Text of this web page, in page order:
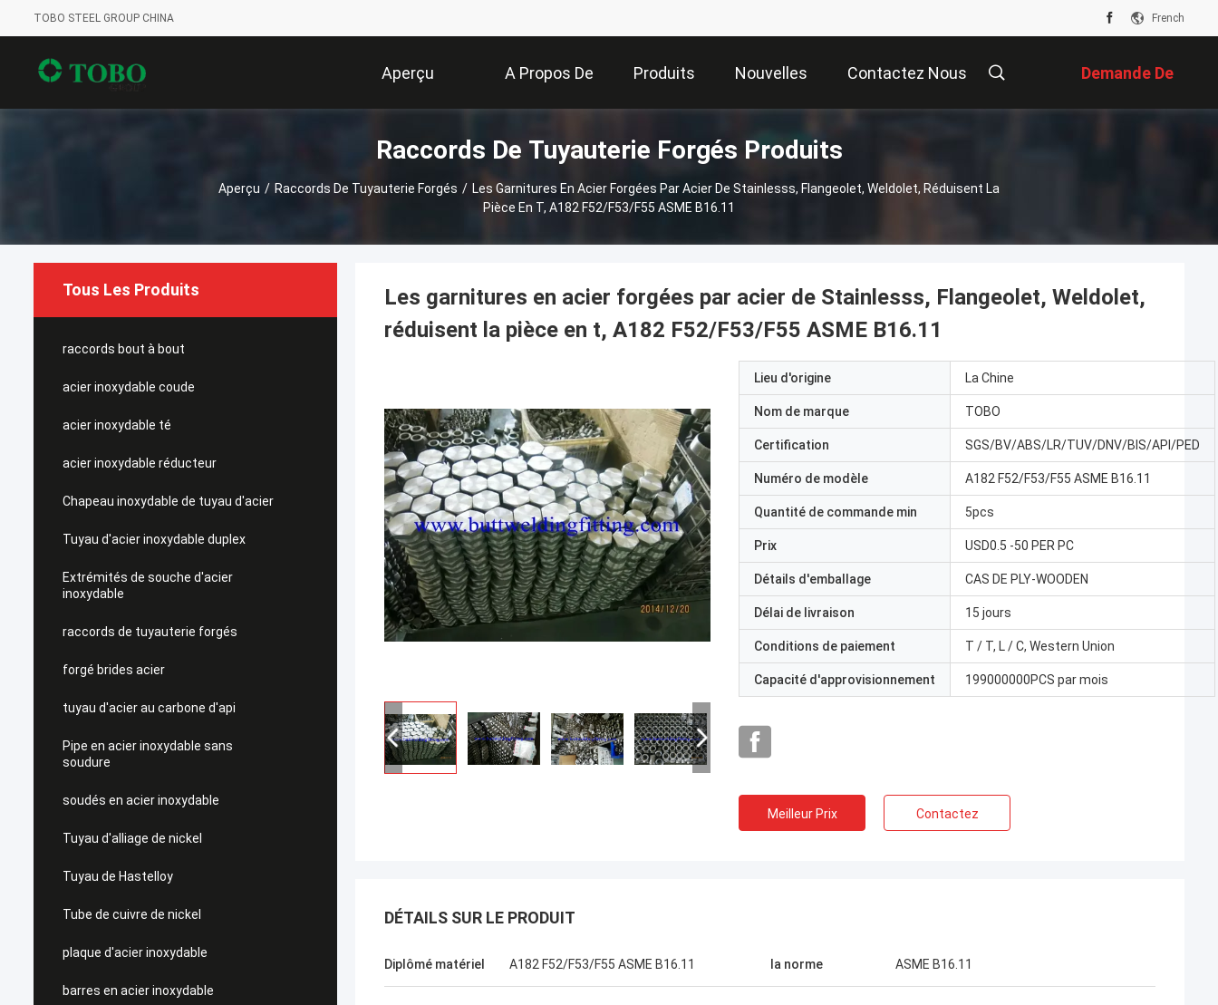
TOBO STEEL GROUP CHINA French
Aperçu A Propos De
Nous
Produits Nouvelles Contactez Nous Demande De
Soumission
Raccords De Tuyauterie Forgés Produits
Aperçu / Raccords De Tuyauterie Forgés / Les Garnitures En Acier Forgées Par Acier De Stainlesss, Flangeolet, Weldolet, Réduisent La
Pièce En T, A182 F52/F53/F55 ASME B16.11
Tous Les Produits
raccords bout à bout
acier inoxydable coude
acier inoxydable té
acier inoxydable réducteur
Chapeau inoxydable de tuyau d'acier
Tuyau d'acier inoxydable duplex
Extrémités de souche d'acier
inoxydable
raccords de tuyauterie forgés
forgé brides acier
tuyau d'acier au carbone d'api
Pipe en acier inoxydable sans
soudure
soudés en acier inoxydable
Tuyau d'alliage de nickel
Tuyau de Hastelloy
Tube de cuivre de nickel
plaque d'acier inoxydable
barres en acier inoxydable
Les garnitures en acier forgées par acier de Stainlesss, Flangeolet, Weldolet,
réduisent la pièce en t, A182 F52/F53/F55 ASME B16.11
Lieu d'origine La Chine
Nom de marque TOBO
Certification SGS/BV/ABS/LR/TUV/DNV/BIS/API/PED
Numéro de modèle A182 F52/F53/F55 ASME B16.11
Quantité de commande min 5pcs
Prix USD0.5 -50 PER PC
Détails d'emballage CAS DE PLY-WOODEN
Délai de livraison 15 jours
Conditions de paiement T / T, L / C, Western Union
Capacité d'approvisionnement 199000000PCS par mois
Meilleur Prix Contactez
DÉTAILS SUR LE PRODUIT
Diplômé matériel A182 F52/F53/F55 ASME B16.11 la norme ASME B16.11